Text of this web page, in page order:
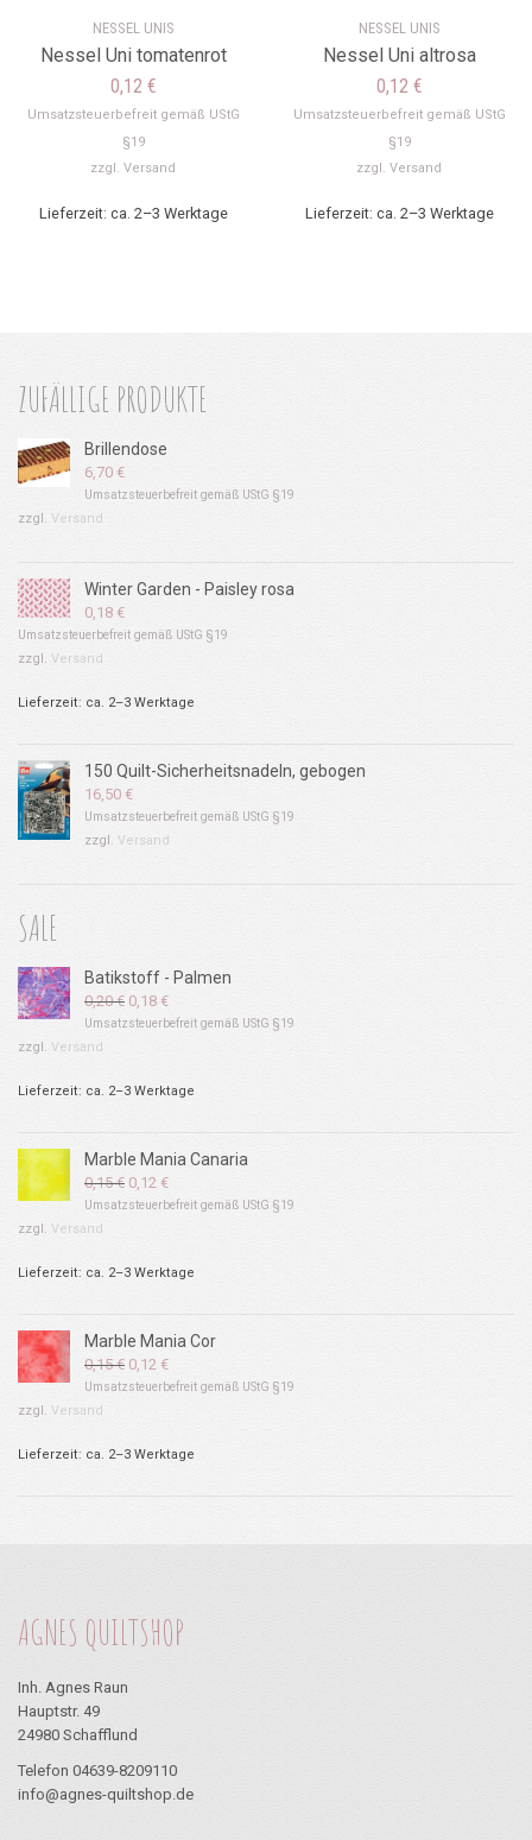
NESSEL UNIS
Nessel Uni tomatenrot
0,12 €
Umsatzsteuerbefreit gemäß UStG
§19
zzgl. Versand
Lieferzeit: ca. 2–3 Werktage
NESSEL UNIS
Nessel Uni altrosa
0,12 €
Umsatzsteuerbefreit gemäß UStG
§19
zzgl. Versand
Lieferzeit: ca. 2–3 Werktage
ZUFÄLLIGE PRODUKTE
Brillendose
6,70 €
Umsatzsteuerbefreit gemäß UStG §19
zzgl. Versand
Winter Garden - Paisley rosa
0,18 €
Umsatzsteuerbefreit gemäß UStG §19
zzgl. Versand
Lieferzeit: ca. 2–3 Werktage
150 Quilt-Sicherheitsnadeln, gebogen
16,50 €
Umsatzsteuerbefreit gemäß UStG §19
zzgl. Versand
SALE
Batikstoff - Palmen
0,20€ Ursprünglicher
Preis
0,18 €Aktueller
Preis
Umsatzsteuerbefreit gemäß UStG §19
zzgl. Versand
Lieferzeit: ca. 2–3 Werktage
Marble Mania Canaria
0,15€ Ursprünglicher
Preis
0,12 €Aktueller
Preis
Umsatzsteuerbefreit gemäß UStG §19
zzgl. Versand
Lieferzeit: ca. 2–3 Werktage
Marble Mania Cor
0,15€ Ursprünglicher
Preis
0,12 €Aktueller
Preis
Umsatzsteuerbefreit gemäß UStG §19
zzgl. Versand
Lieferzeit: ca. 2–3 Werktage
AGNES QUILTSHOP
Inh. Agnes Raun
Hauptstr. 49
24980 Schafflund
Telefon 04639-8209110
info@agnes-quiltshop.de